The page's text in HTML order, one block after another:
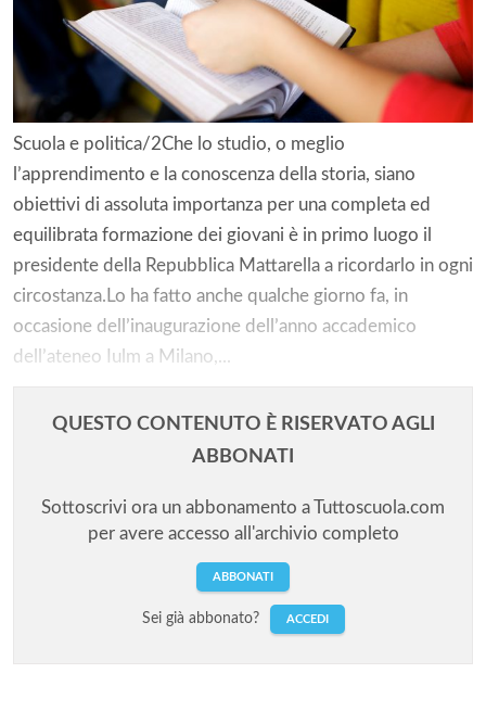
Scuola e politica/2Che lo studio, o meglio
l’apprendimento e la conoscenza della storia, siano
obiettivi di assoluta importanza per una completa ed
equilibrata formazione dei giovani è in primo luogo il
presidente della Repubblica Mattarella a ricordarlo in ogni
circostanza.Lo ha fatto anche qualche giorno fa, in
occasione dell’inaugurazione dell’anno accademico
dell’ateneo Iulm a Milano,...
QUESTO CONTENUTO È RISERVATO AGLI
ABBONATI
Sottoscrivi ora un abbonamento a Tuttoscuola.com
per avere accesso all'archivio completo
ABBONATI
Sei già abbonato? ACCEDI